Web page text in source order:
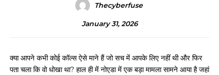
Thecyberfuse
January 31, 2026
क्या आपने कभी कोई कॉल्स ऐसे माने हैं जो सच में आपके लिए नहीं थी और फिर
पता चला कि वो धोखा था? हाल ही में नोएडा में एक बड़ा मामला सामने आया है जहां